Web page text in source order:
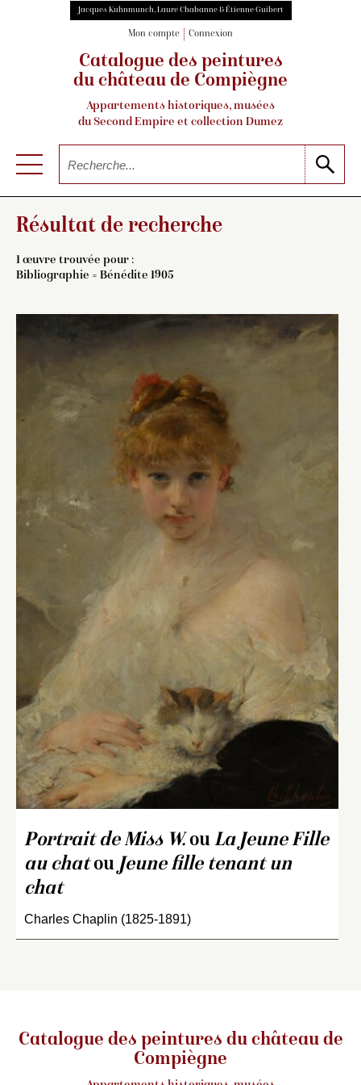
Jacques Kuhnmunch, Laure Chabanne & Étienne Guibert
Mon compte Connexion
Catalogue des peintures
du château de Compiègne
Appartements historiques, musées
du Second Empire et collection Dumez
Résultat de recherche
1 œuvre trouvée pour :
Bibliographie = Bénédite 1905
Portrait de Miss W. ou La Jeune Fille
au chatouJeune fille tenant un
chat
Charles Chaplin (1825-1891)
Catalogue des peintures du château de
Compiègne